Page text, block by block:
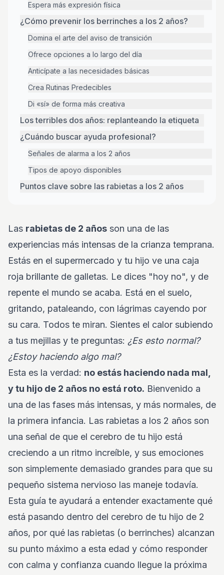
Espera más expresión física
¿Cómo prevenir los berrinches a los 2 años?
Domina el arte del aviso de transición
Ofrece opciones a lo largo del día
Anticípate a las necesidades básicas
Crea Rutinas Predecibles
Di «sí» de forma más creativa
Los terribles dos años: replanteando la etiqueta
¿Cuándo buscar ayuda profesional?
Señales de alarma a los 2 años
Tipos de apoyo disponibles
Puntos clave sobre las rabietas a los 2 años
Las rabietas de 2 años son una de las
experiencias más intensas de la crianza temprana.
Estás en el supermercado y tu hijo ve una caja
roja brillante de galletas. Le dices "hoy no", y de
repente el mundo se acaba. Está en el suelo,
gritando, pataleando, con lágrimas cayendo por
su cara. Todos te miran. Sientes el calor subiendo
a tus mejillas y te preguntas: ¿Es esto normal?
¿Estoy haciendo algo mal?
Esta es la verdad: no estás haciendo nada mal,
y tu hijo de 2 años no está roto. Bienvenido a
una de las fases más intensas, y más normales, de
la primera infancia. Las rabietas a los 2 años son
una señal de que el cerebro de tu hijo está
creciendo a un ritmo increíble, y sus emociones
son simplemente demasiado grandes para que su
pequeño sistema nervioso las maneje todavía.
Esta guía te ayudará a entender exactamente qué
está pasando dentro del cerebro de tu hijo de 2
años, por qué las rabietas (o berrinches) alcanzan
su punto máximo a esta edad y cómo responder
con calma y confianza cuando llegue la próxima